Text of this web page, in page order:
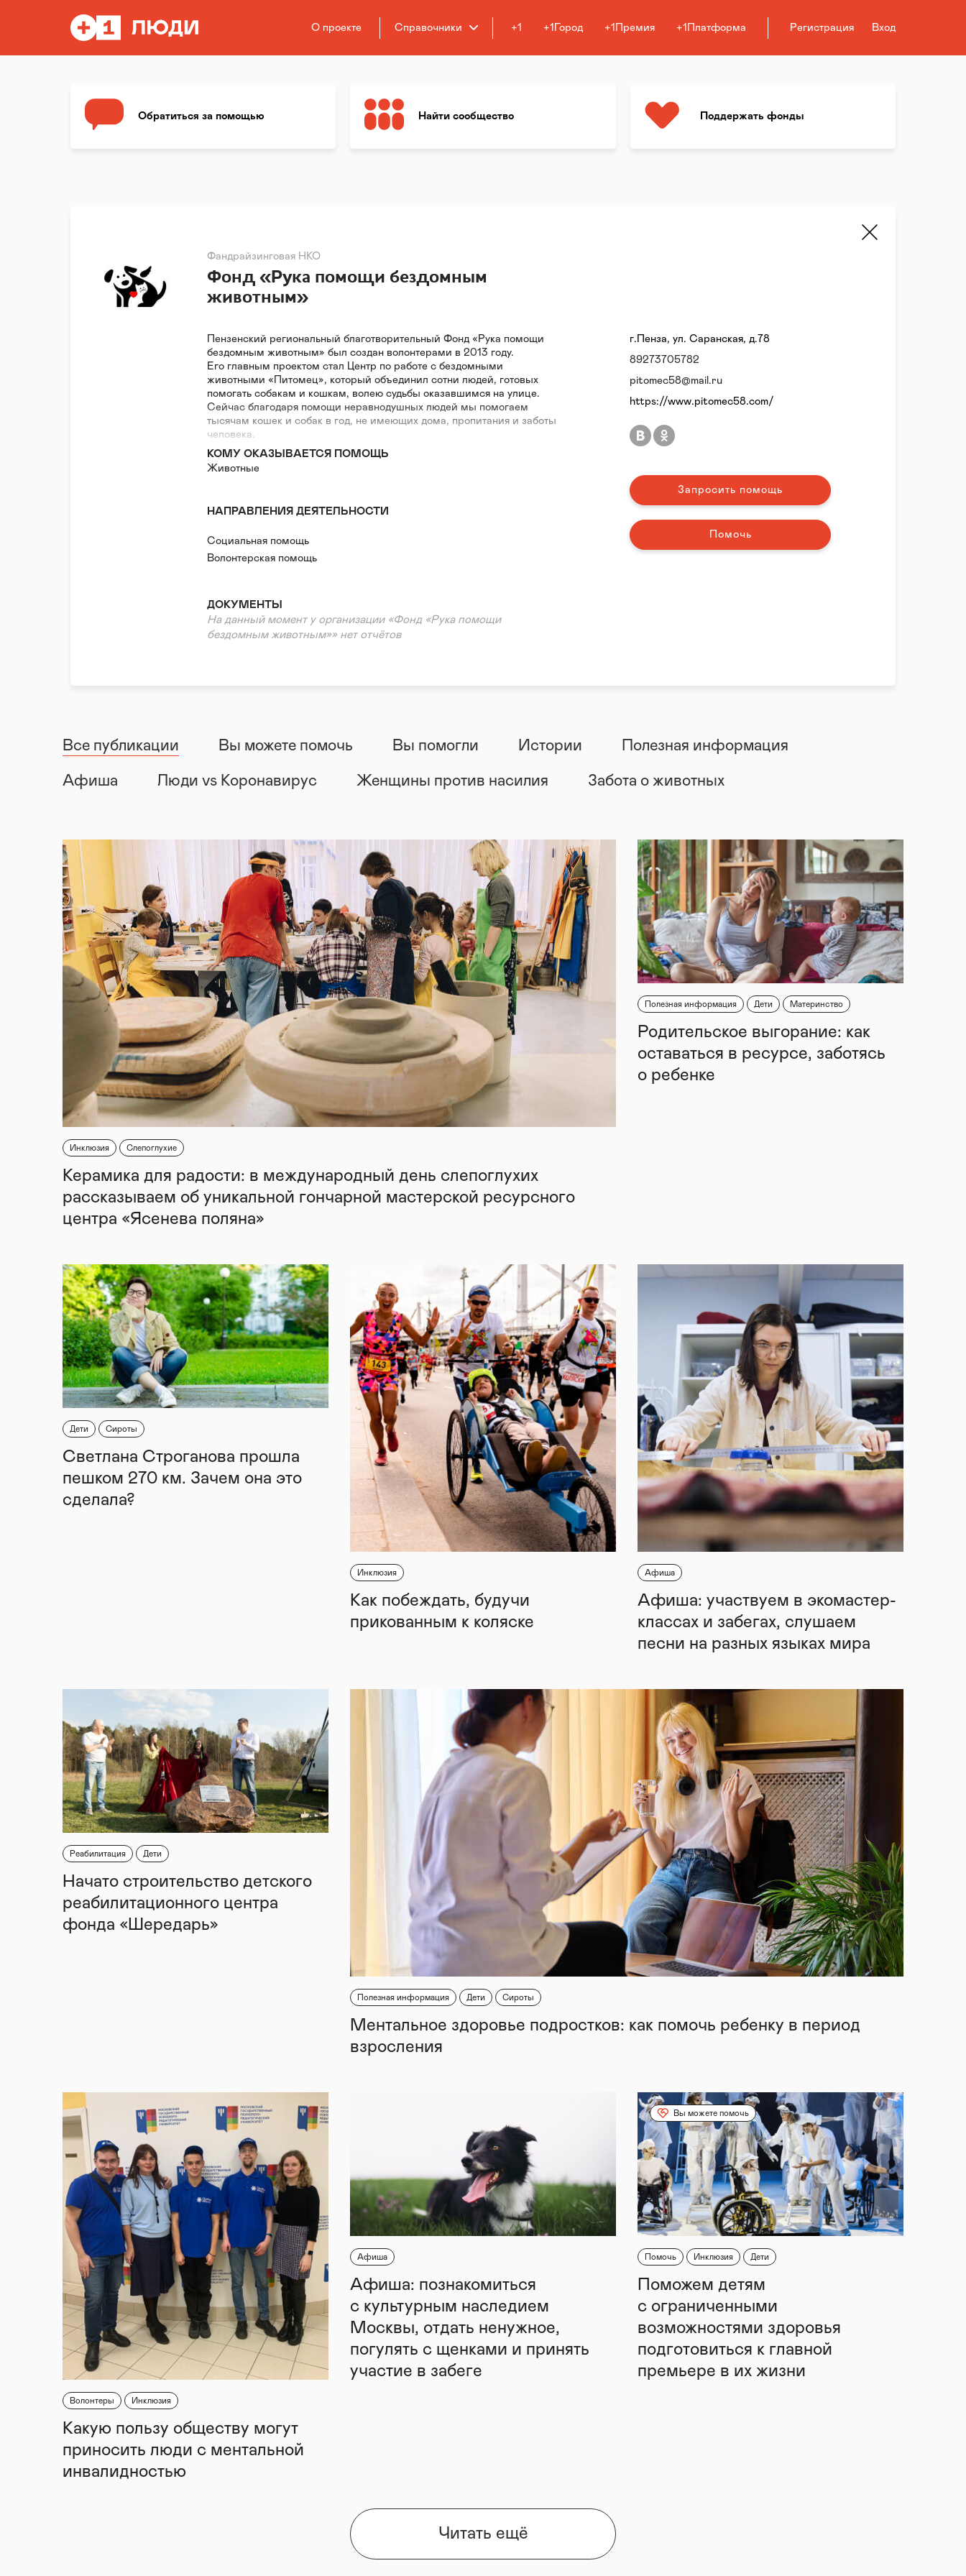
О проекте Справочники +1 +1Город +1Премия +1Платформа Регистрация Вход
Обратиться за помощью Найти сообщество Поддержать фонды
Фандрайзинговая НКО
Фонд «Рука помощи бездомным
животным»
Пензенский региональный благотворительный Фонд «Рука помощи
бездомным животным» был создан волонтерами в 2013 году.
Его главным проектом стал Центр по работе с бездомными
животными «Питомец», который объединил сотни людей, готовых
помогать собакам и кошкам, волею судьбы оказавшимся на улице.
Сейчас благодаря помощи неравнодушных людей мы помогаем
тысячам кошек и собак в год, не имеющих дома, пропитания и заботы
человека.
КОМУ ОКАЗЫВАЕТСЯ ПОМОЩЬ
Животные
НАПРАВЛЕНИЯ ДЕЯТЕЛЬНОСТИ
Социальная помощь
Волонтерская помощь
ДОКУМЕНТЫ
На данный момент у организации «Фонд «Рука помощи
бездомным животным»» нет отчётов
г.Пенза, ул. Саранская, д.78
89273705782
pitomec58@mail.ru
https://www.pitomec58.com/
Запросить помощь
Помочь
Все публикации Вы можете помочь Вы помогли Истории Полезная информация
Афиша Люди vs Коронавирус Женщины против насилия Забота о животных
Инклюзия Слепоглухие
Керамика для радости: в международный день слепоглухих
рассказываем об уникальной гончарной мастерской ресурсного
центра «Ясенева поляна»
Полезная информация Дети Материнство
Родительское выгорание: как
оставаться в ресурсе, заботясь
о ребенке
Дети Сироты
Светлана Строганова прошла
пешком 270 км. Зачем она это
сделала?
Инклюзия
Как побеждать, будучи
прикованным к коляске
Афиша
Афиша: участвуем в экомастер-
классах и забегах, слушаем
песни на разных языках мира
Реабилитация Дети
Начато строительство детского
реабилитационного центра
фонда «Шередарь»
Полезная информация Дети Сироты
Ментальное здоровье подростков: как помочь ребенку в период
взросления
Волонтеры Инклюзия
Какую пользу обществу могут
приносить люди с ментальной
инвалидностью
Афиша
Афиша: познакомиться
с культурным наследием
Москвы, отдать ненужное,
погулять с щенками и принять
участие в забеге
Вы можете помочь
Помочь Инклюзия Дети
Поможем детям
с ограниченными
возможностями здоровья
подготовиться к главной
премьере в их жизни
Читать ещё